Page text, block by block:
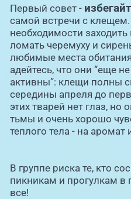
Первый совет -
самой встречи с
необходимости
ломать черемуху и
любимые места
адейтесь, что они “еще
активны”: клещи полны
середины апреля до
этих тварей нет глаз, но
тьмы и очень хорошо
теплого тела - на аромат
В группе риска те, кто
пикникам и прогулкам в
все!